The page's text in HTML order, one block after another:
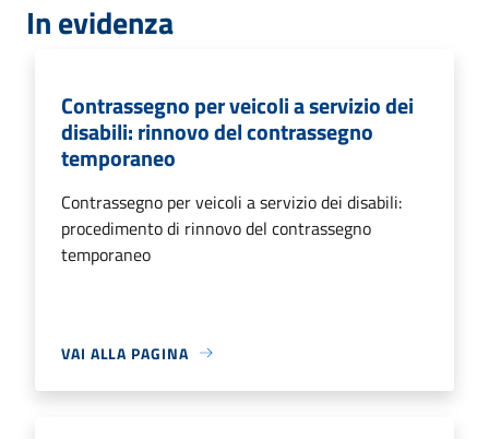
In evidenza
Contrassegno per veicoli a servizio dei
disabili: rinnovo del contrassegno
temporaneo
Contrassegno per veicoli a servizio dei disabili:
procedimento di rinnovo del contrassegno
temporaneo
VAI ALLA PAGINA